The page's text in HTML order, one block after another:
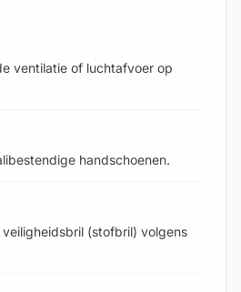
ventilatie of luchtafvoer op
handschoenen.
(stofbril) volgens